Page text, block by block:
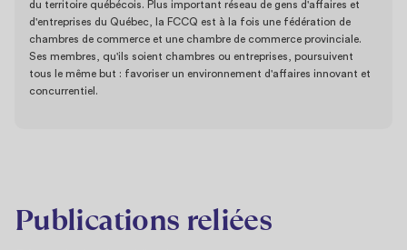
du territoire québécois. Plus important réseau de gens d'affaires et
d'entreprises du Québec, la FCCQ est à la fois une fédération de
chambres de commerce et une chambre de commerce provinciale.
Ses membres, qu'ils soient chambres ou entreprises, poursuivent
tous le même but : favoriser un environnement d'affaires innovant et
concurrentiel.
Publications reliées